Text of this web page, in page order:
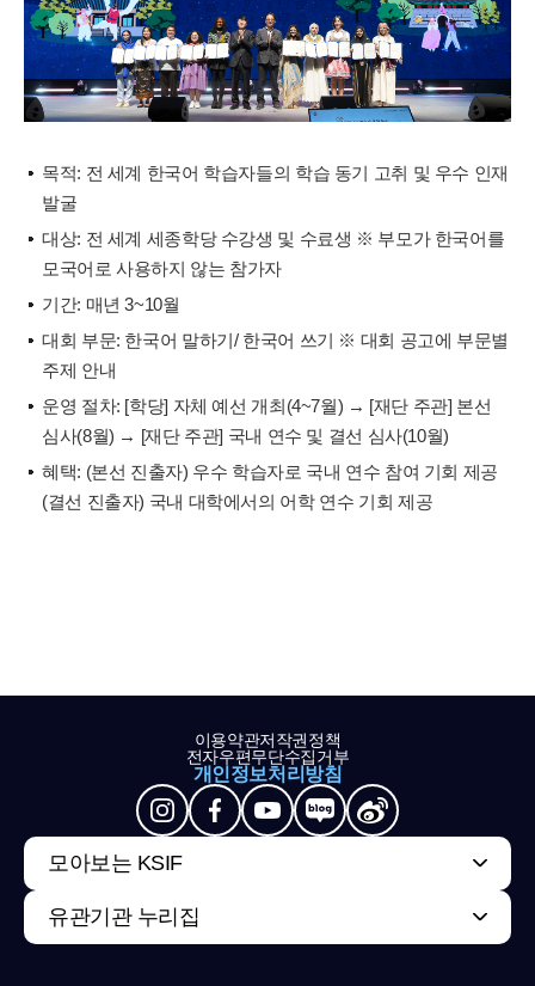
목적: 전 세계 한국어 학습자들의 학습 동기 고취 및 우수 인재
발굴
대상: 전 세계 세종학당 수강생 및 수료생 ※ 부모가 한국어를
모국어로 사용하지 않는 참가자
기간: 매년 3~10월
대회 부문: 한국어 말하기/ 한국어 쓰기 ※ 대회 공고에 부문별
주제 안내
운영 절차: [학당] 자체 예선 개최(4~7월) → [재단 주관] 본선
심사(8월) → [재단 주관] 국내 연수 및 결선 심사(10월)
혜택: (본선 진출자) 우수 학습자로 국내 연수 참여 기회 제공
(결선 진출자) 국내 대학에서의 어학 연수 기회 제공
이용약관저작권정책
전자우편무단수집거부
개인정보처리방침
모아보는 KSIF
유관기관 누리집